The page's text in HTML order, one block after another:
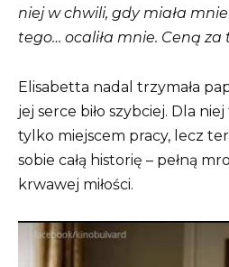
niej w chwili, gdy miała
tego… ocaliła mnie. Ceną za
Elisabetta nadal trzymała
jej serce biło szybciej. Dla
tylko miejscem pracy, lecz
sobie całą historię – pełną
krwawej miłości.